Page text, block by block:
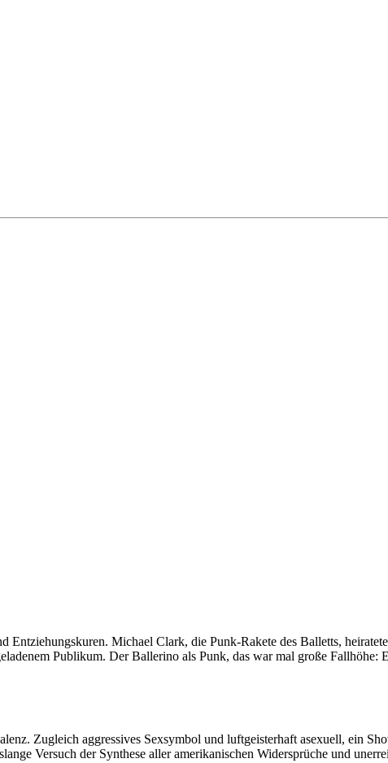
Michael Clark, die Punk-Rakete des Balletts,
Publikum. Der Ballerino als Punk, das war mal große Fallhöhe:
Zugleich aggressives Sexsymbol und luftgeisterhaft asexuell, ein
Versuch der Synthese aller amerikanischen Widersprüche und